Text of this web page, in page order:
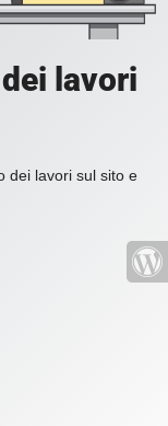
lavori
dei lavori sul sito e